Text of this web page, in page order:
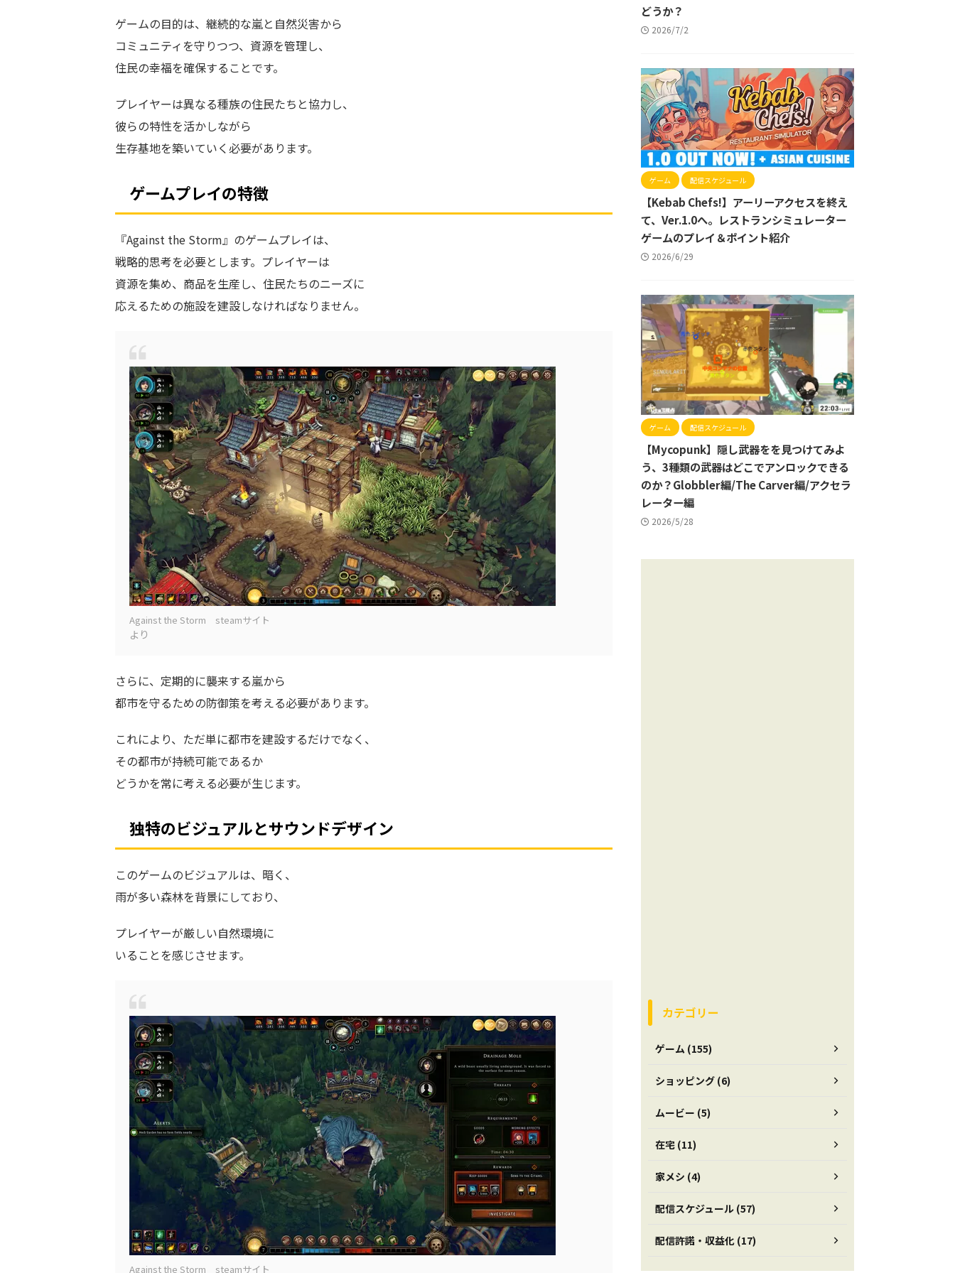
ゲームの目的は、継続的な嵐と自然災害から
コミュニティを守りつつ、資源を管理し、
住民の幸福を確保することです。
プレイヤーは異なる種族の住民たちと協力し、
彼らの特性を活かしながら
生存基地を築いていく必要があります。
ゲームプレイの特徴
『Against the Storm』のゲームプレイは、
戦略的思考を必要とします。プレイヤーは
資源を集め、商品を生産し、住民たちのニーズに
応えるための施設を建設しなければなりません。
Against the Storm steamサイト
より
さらに、定期的に襲来する嵐から
都市を守るための防御策を考える必要があります。
これにより、ただ単に都市を建設するだけでなく、
その都市が持続可能であるか
どうかを常に考える必要が生じます。
独特のビジュアルとサウンドデザイン
このゲームのビジュアルは、暗く、
雨が多い森林を背景にしており、
プレイヤーが厳しい自然環境に
いることを感じさせます。
Against the Storm steamサイト
どうか？
2026/7/2
ゲーム 配信スケジュール
【Kebab Chefs!】アーリーアクセスを終え
て、Ver.1.0へ。レストランシミュレーター
ゲームのプレイ＆ポイント紹介
2026/6/29
ゲーム 配信スケジュール
【Mycopunk】隠し武器をを見つけてみよ
う、3種類の武器はどこでアンロックできる
のか？Globbler編/The Carver編/アクセラ
レーター編
2026/5/28
カテゴリー
ゲーム (155)
ショッピング (6)
ムービー (5)
在宅 (11)
家メシ (4)
配信スケジュール (57)
配信許諾・収益化 (17)